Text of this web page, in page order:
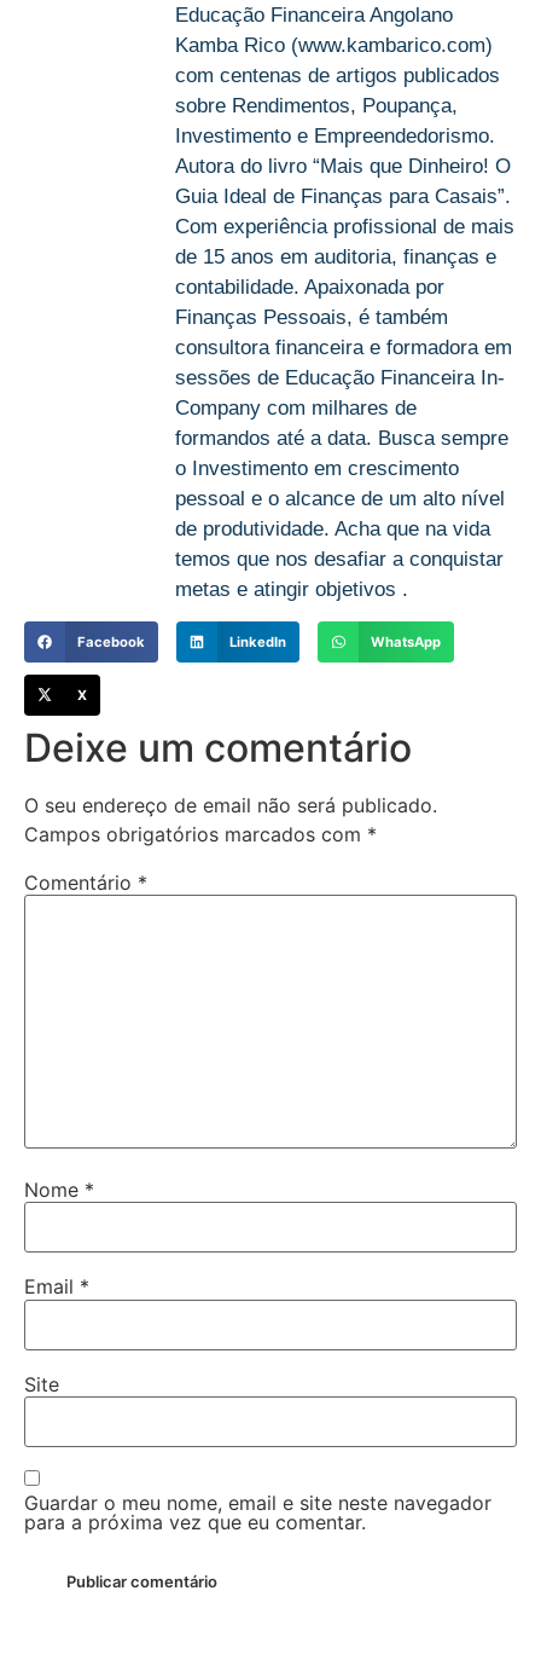
Educação Financeira Angolano
Kamba Rico (www.kambarico.com)
com centenas de artigos publicados
sobre Rendimentos, Poupança,
Investimento e Empreendedorismo.
Autora do livro “Mais que Dinheiro! O
Guia Ideal de Finanças para Casais”.
Com experiência profissional de mais
de 15 anos em auditoria, finanças e
contabilidade. Apaixonada por
Finanças Pessoais, é também
consultora financeira e formadora em
sessões de Educação Financeira In-
Company com milhares de
formandos até a data. Busca sempre
o Investimento em crescimento
pessoal e o alcance de um alto nível
de produtividade. Acha que na vida
temos que nos desafiar a conquistar
metas e atingir objetivos .
Facebook LinkedIn WhatsApp
X
Deixe um comentário
O seu endereço de email não será publicado.
Campos obrigatórios marcados com *
Comentário *
Nome *
Email *
Site
Guardar o meu nome, email e site neste navegador
para a próxima vez que eu comentar.